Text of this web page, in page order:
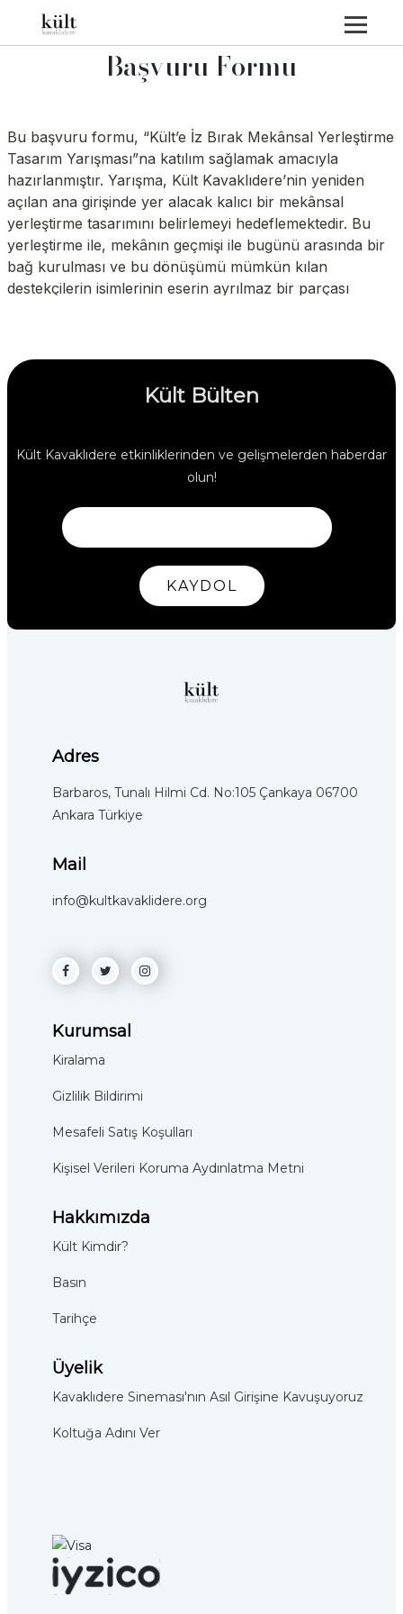
Başvuru Formu
Kült Bülten
Kült Kavaklıdere etkinliklerinden ve gelişmelerden haberdar
olun!
KAYDOL
Adres
Barbaros, Tunalı Hilmi Cd. No:105 Çankaya 06700
Ankara Türkiye
Mail
info@kultkavaklidere.org
Kurumsal
Kiralama
Gizlilik Bildirimi
Mesafeli Satış Koşulları
Kişisel Verileri Koruma Aydınlatma Metni
Hakkımızda
Kült Kimdir?
Basın
Tarihçe
Üyelik
Kavaklıdere Sineması'nın Asıl Girişine Kavuşuyoruz
Koltuğa Adını Ver